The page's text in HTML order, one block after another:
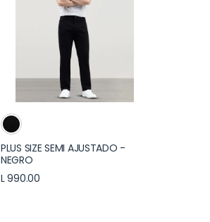
PLUS SIZE SEMI AJUSTADO -
NEGRO
L 990.00